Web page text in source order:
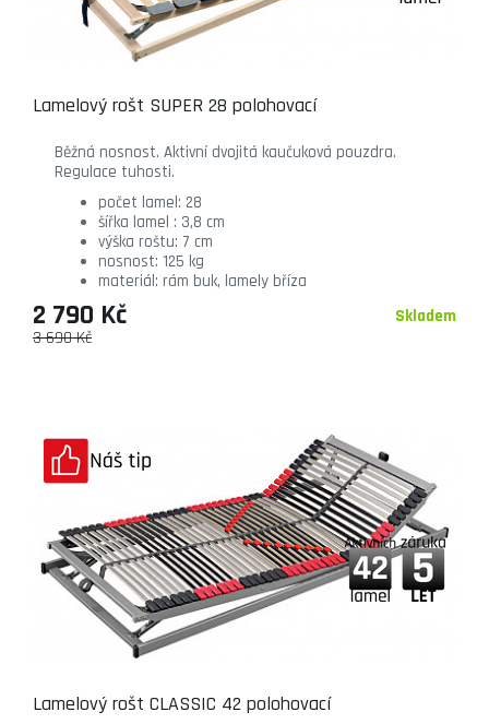
Lamelový rošt SUPER 28 polohovací
Běžná nosnost. Aktivní dvojitá kaučuková pouzdra.
Regulace tuhosti.
počet lamel: 28
šířka lamel : 3,8 cm
výška roštu: 7 cm
nosnost: 125 kg
materiál: rám buk, lamely bříza
Skladem
3 690 Kč
2 790 Kč
Lamelový rošt CLASSIC 42 polohovací